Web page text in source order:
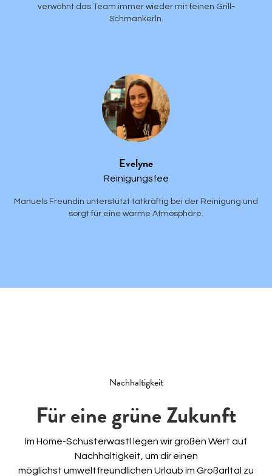
verwöhnt das Team immer wieder mit feinen Grill-
Schmankerln.
Evelyne
Reinigungsfee
Manuels Freundin unterstützt tatkräftig bei der Reinigung und
sorgt für eine warme Atmosphäre.
Nachhaltigkeit
Für eine grüne Zukunft
Im Home-Schusterwastl legen wir großen Wert auf
Nachhaltigkeit, um dir einen
möglichst umweltfreundlichen Urlaub im Großarltal zu